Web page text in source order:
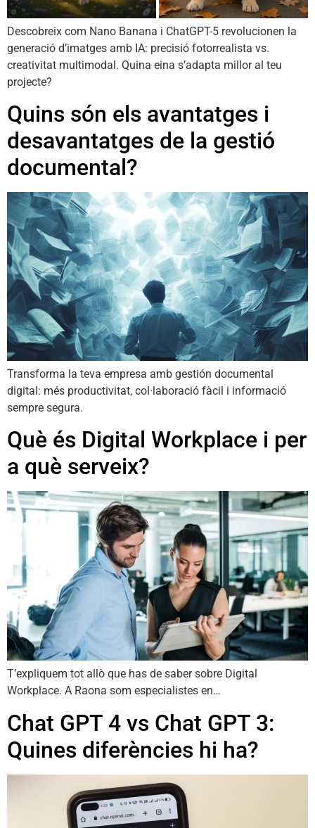
Descobreix com Nano Banana i ChatGPT-5 revolucionen la
generació d’imatges amb IA: precisió fotorrealista vs.
creativitat multimodal. Quina eina s’adapta millor al teu
projecte?
Quins són els avantatges i
desavantatges de la gestió
documental?
Transforma la teva empresa amb gestión documental
digital: més productivitat, col·laboració fàcil i informació
sempre segura.
Què és Digital Workplace i per
a què serveix?
T’expliquem tot allò que has de saber sobre Digital
Workplace. A Raona som especialistes en…
Chat GPT 4 vs Chat GPT 3:
Quines diferències hi ha?